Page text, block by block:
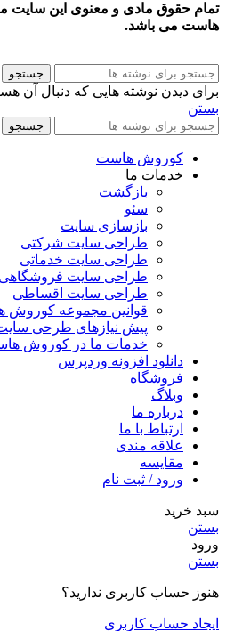
تمام حقوق مادی و معنوی این سایت
هاست می باشد.
جستجو
برای دیدن نوشته هایی که دنبال آن
بستن
جستجو
کوروش هاست
خدمات ما
بازگشت
سئو
بازسازی سایت
طراحی سایت شرکتی
طراحی سایت خدماتی
طراحی سایت فروشگاهی
طراحی سایت اقساطی
قوانین مجموعه کوروش
پیش نیازهای طرحی
خدمات ما در کوروش
دانلود افزونه وردپرس
فروشگاه
وبلاگ
درباره ما
ارتباط با ما
علاقه مندی
مقایسه
ورود / ثبت نام
سبد خرید
بستن
ورود
بستن
هنوز حساب کاربری ندارید؟
ایجاد حساب کاربری